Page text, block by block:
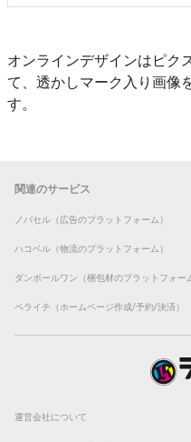
オンラインデザインはピク
て、透かしマーク入り画像
す。
関連のサービス
ノバセル（広告のプラットフォーム）
ハコベル（物流のプラットフォーム）
ダンボールワン（梱包材のプラットフォー
ペライチ（ホームページ作成/予約/決済）
運営会社について